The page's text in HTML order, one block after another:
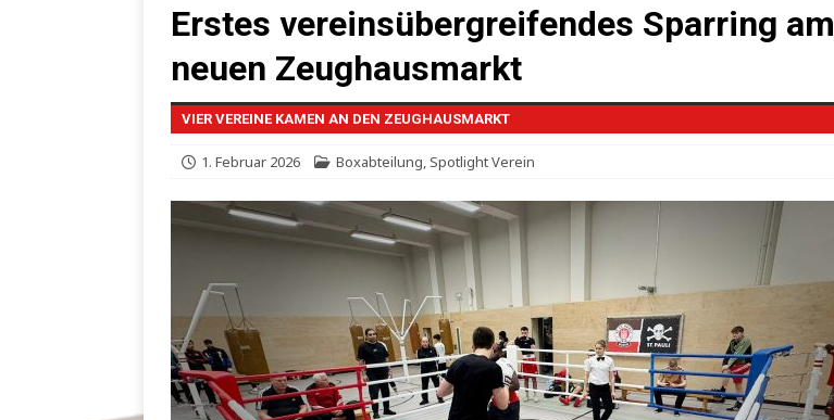
Erstes vereinsübergreifendes Sparring am
neuen Zeughausmarkt
VIER VEREINE KAMEN AN DEN ZEUGHAUSMARKT
1. Februar 2026 Boxabteilung, Spotlight Verein